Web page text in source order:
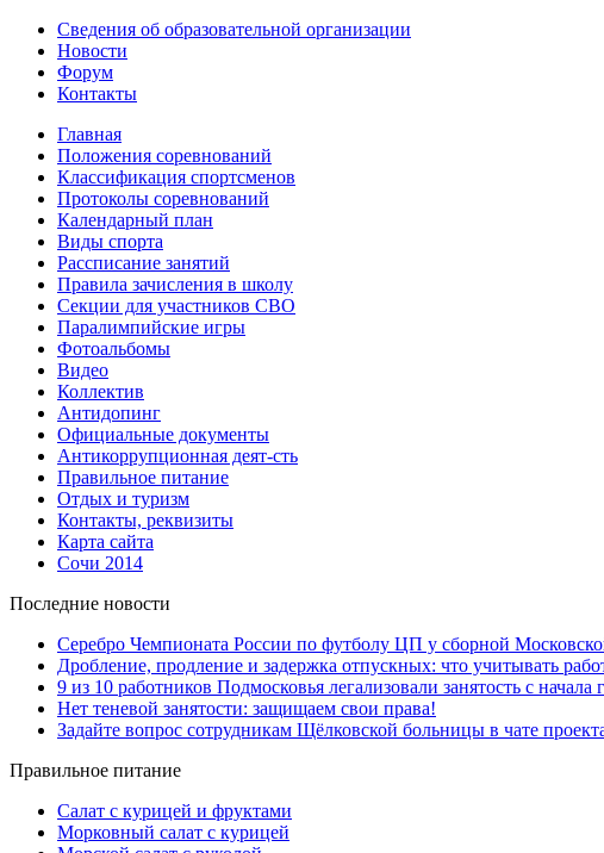
Сведения об образовательной организации
Новости
Форум
Контакты
Главная
Положения соревнований
Классификация спортсменов
Протоколы соревнований
Календарный план
Виды спорта
Рассписание занятий
Правила зачисления в школу
Секции для участников СВО
Паралимпийские игры
Фотоальбомы
Видео
Коллектив
Антидопинг
Официальные документы
Антикоррупционная деят-сть
Правильное питание
Отдых и туризм
Контакты, реквизиты
Карта сайта
Сочи 2014
Последние новости
Серебро Чемпионата России по футболу ЦП у сборной
Дробление, продление и задержка отпускных: что учитывать
9 из 10 работников Подмосковья легализовали занятость с начала
Нет теневой занятости: защищаем свои права!
Задайте вопрос сотрудникам Щёлковской больницы в чате
Правильное питание
Салат с курицей и фруктами
Морковный салат с курицей